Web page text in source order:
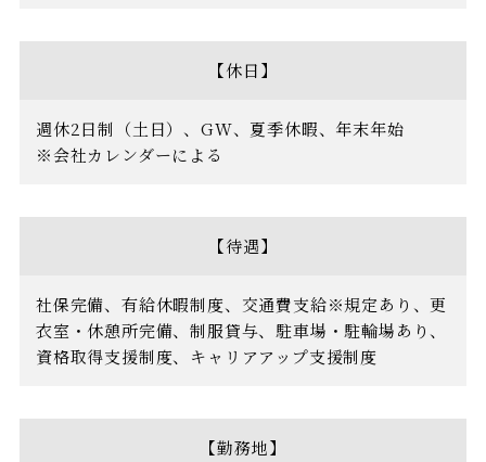
【休日】
週休2日制（土日）、GW、夏季休暇、年末年始
※会社カレンダーによる
【待遇】
社保完備、有給休暇制度、交通費支給※規定あり、更
衣室・休憩所完備、制服貸与、駐車場・駐輪場あり、
資格取得支援制度、キャリアアップ支援制度
【勤務地】